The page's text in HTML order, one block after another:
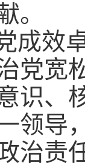
。
成效
党宽
识、
领导
治责